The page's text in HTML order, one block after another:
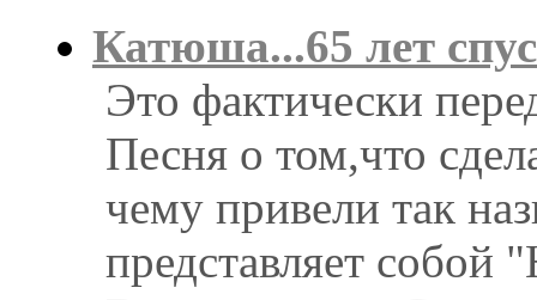
Катюша...65 лет
Это фактически
Песня о том,что
чему привели так
представляет